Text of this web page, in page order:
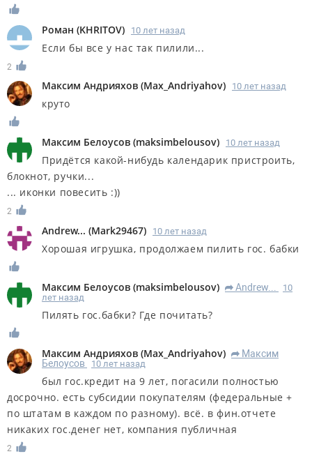
Роман (KHRITOV) 10 лет назад
Если бы все у нас так пилили...
2
Максим Андрияхов (Max_Andriyahov) 10 лет назад
круто
Максим Белоусов (maksimbelousov) 10 лет назад
Придётся какой-нибудь календарик пристроить,
блокнот, ручки...
... иконки повесить :))
2
Andrew... (Mark29467) 10 лет назад
Хорошая игрушка, продолжаем пилить гос. бабки
Максим Белоусов (maksimbelousov) R Andrew...
10
лет назад
Пилять гос.бабки? Где почитать?
Максим Андрияхов (Max_Andriyahov) R Максим
Белоусов
10 лет назад
был гос.кредит на 9 лет, погасили полностью
досрочно. есть субсидии покупателям (федеральные +
по штатам в каждом по разному). всё. в фин.отчете
никаких гос.денег нет, компания публичная
2